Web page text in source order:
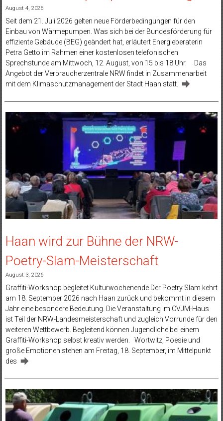
August 4, 2026
Seit dem 21. Juli 2026 gelten neue Förderbedingungen für den
Einbau von Wärmepumpen. Was sich bei der Bundesförderung für
effiziente Gebäude (BEG) geändert hat, erläutert Energieberaterin
Petra Getto im Rahmen einer kostenlosen telefonischen
Sprechstunde am Mittwoch, 12. August, von 15 bis 18 Uhr. Das
Angebot der Verbraucherzentrale NRW findet in Zusammenarbeit
mit dem Klimaschutzmanagement der Stadt Haan statt.
Haan wird zur Bühne der NRW-
Poetry-Slam-Meisterschaft
August 3, 2026
Graffiti-Workshop begleitet Kulturwochenende Der Poetry Slam kehrt
am 18. September 2026 nach Haan zurück und bekommt in diesem
Jahr eine besondere Bedeutung. Die Veranstaltung im CVJM-Haus
ist Teil der NRW-Landesmeisterschaft und zugleich Vorrunde für den
weiteren Wettbewerb. Begleitend können Jugendliche bei einem
Graffiti-Workshop selbst kreativ werden. Wortwitz, Poesie und
große Emotionen stehen am Freitag, 18. September, im Mittelpunkt
des